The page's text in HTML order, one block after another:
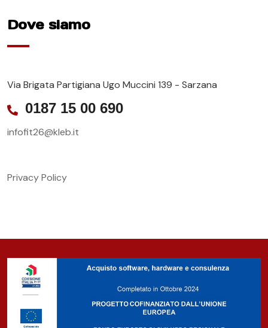
Dove siamo
Via Brigata Partigiana Ugo Muccini 139 - Sarzana
0187 15 00 690
infofit26@kleb.it
Privacy Policy